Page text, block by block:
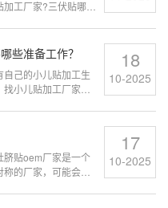
工厂家?三伏贴哪个
些准备工作？
己的小儿贴加工生
小儿贴加工厂家还
18
10-2025
脐贴oem厂家是一个
的厂家，可能会造
17
10-2025